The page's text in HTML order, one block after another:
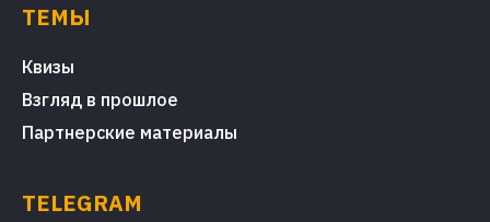
ТЕМЫ
Квизы
Взгляд в прошлое
Партнерские материалы
TELEGRAM